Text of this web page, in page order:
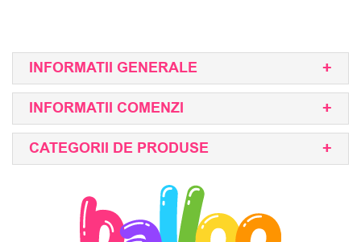
INFORMATII GENERALE
INFORMATII COMENZI
CATEGORII DE PRODUSE